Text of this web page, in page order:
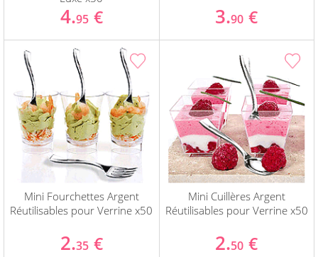
4.95 € 3.90 €
Mini Fourchettes Argent
Réutilisables pour Verrine x50
2.35 €
Mini Cuillères Argent
Réutilisables pour Verrine x50
2.50 €